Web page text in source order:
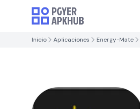
Inicio Aplicaciones Energy-Mate